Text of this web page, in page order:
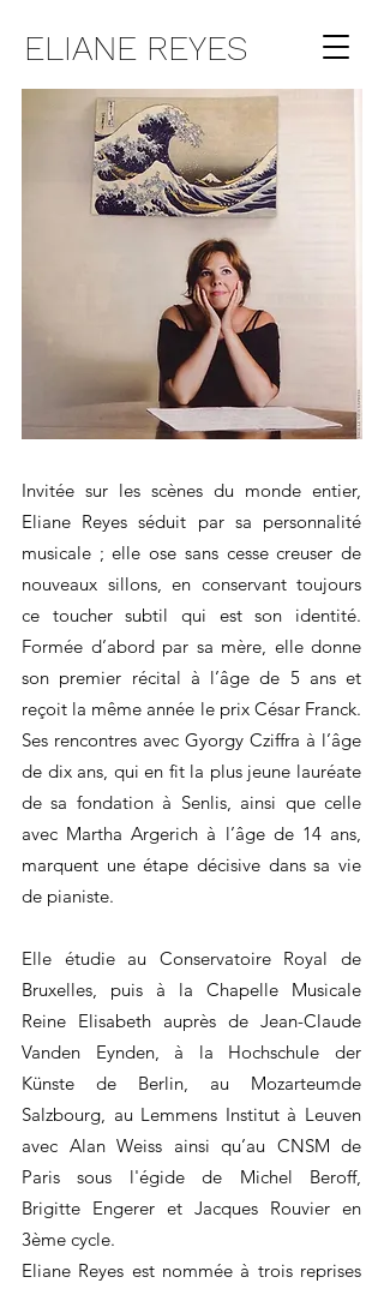
ELIANE REYES
Invitée sur les scènes du monde entier,
Eliane Reyes séduit par sa personnalité
musicale ; elle ose sans cesse creuser de
nouveaux sillons, en conservant toujours
ce toucher subtil qui est son identité.
Formée d’abord par sa mère, elle donne
son premier récital à l’âge de 5 ans et
reçoit la même année le prix César Franck.
Ses rencontres avec Gyorgy Cziffra à l’âge
de dix ans, qui en fit la plus jeune lauréate
de sa fondation à Senlis, ainsi que celle
avec Martha Argerich à l’âge de 14 ans,
marquent une étape décisive dans sa vie
de pianiste.
Elle étudie au Conservatoire Royal de
Bruxelles, puis à la Chapelle Musicale
Reine Elisabeth auprès de Jean-Claude
Vanden Eynden, à la Hochschule der
Künste de Berlin, au Mozarteumde
Salzbourg, au Lemmens Institut à Leuven
avec Alan Weiss ainsi qu’au CNSM de
Paris sous l'égide de Michel Beroff,
Brigitte Engerer et Jacques Rouvier en
3ème cycle.
Eliane Reyes est nommée à trois reprises